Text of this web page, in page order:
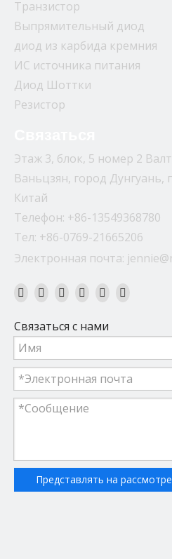
Транзистор
Выпрямительный диод
диод из карбида кремния
ИС источника питания
Диод Шоттки
Резистор
Этаж 3, блок, 5 номер 2
Ваньцзян, город Дунгуань,
Китай
Телефон: +86-13549368780
Тел: +86-0769-21665206
Электронная почта:
Связаться с нами
Представлять на